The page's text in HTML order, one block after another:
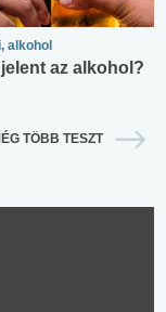
alkohol
az alkohol?
TÖBB TESZT